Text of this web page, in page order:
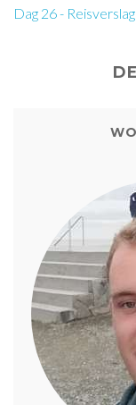
Dag 26 -